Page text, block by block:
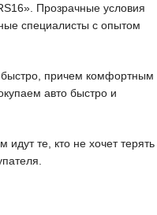
Прозрачные условия
специалисты с опытом
причем комфортным
авто быстро и
те, кто не хочет терять